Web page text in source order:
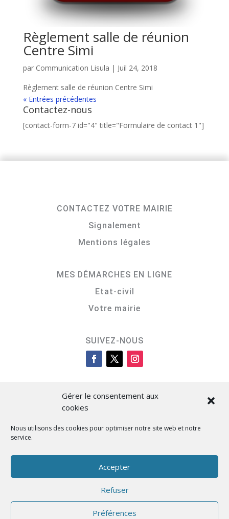
Gérer le consentement aux
cookies
Nous utilisons des cookies pour optimiser notre site web et notre
service.
Accepter
Refuser
Préférences
Règlement salle de réunion
Centre Simi
par Communication Lisula | Juil 24, 2018
Règlement salle de réunion Centre Simi
« Entrées précédentes
Contactez-nous
[contact-form-7 id="4" title="Formulaire de contact 1"]
CONTACTEZ VOTRE MAIRIE
Signalement
Mentions légales
MES DÉMARCHES EN LIGNE
Etat-civil
Votre mairie
SUIVEZ-NOUS
Cità di L’Isula
Designed by BKM Web Consulting